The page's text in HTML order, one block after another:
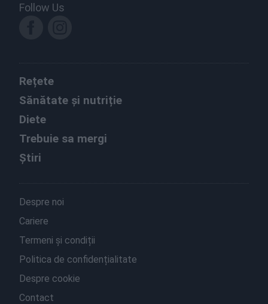
Follow Us
Rețete
Sănătate și nutriție
Diete
Trebuie sa mergi
Știri
Despre noi
Cariere
Termeni și condiții
Politica de confidențialitate
Despre cookie
Contact